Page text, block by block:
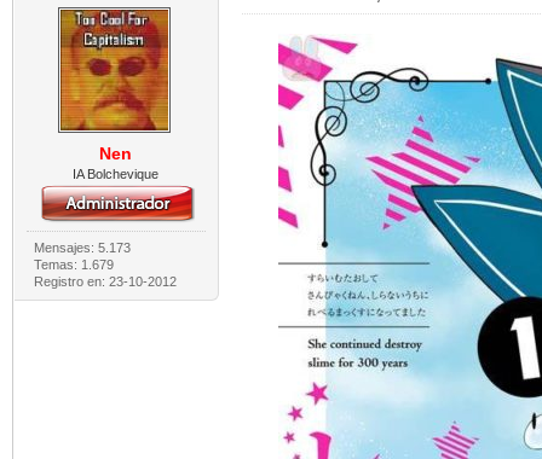
Nen
IA Bolchevique
Mensajes: 5.173
Temas: 1.679
Registro en: 23-10-2012